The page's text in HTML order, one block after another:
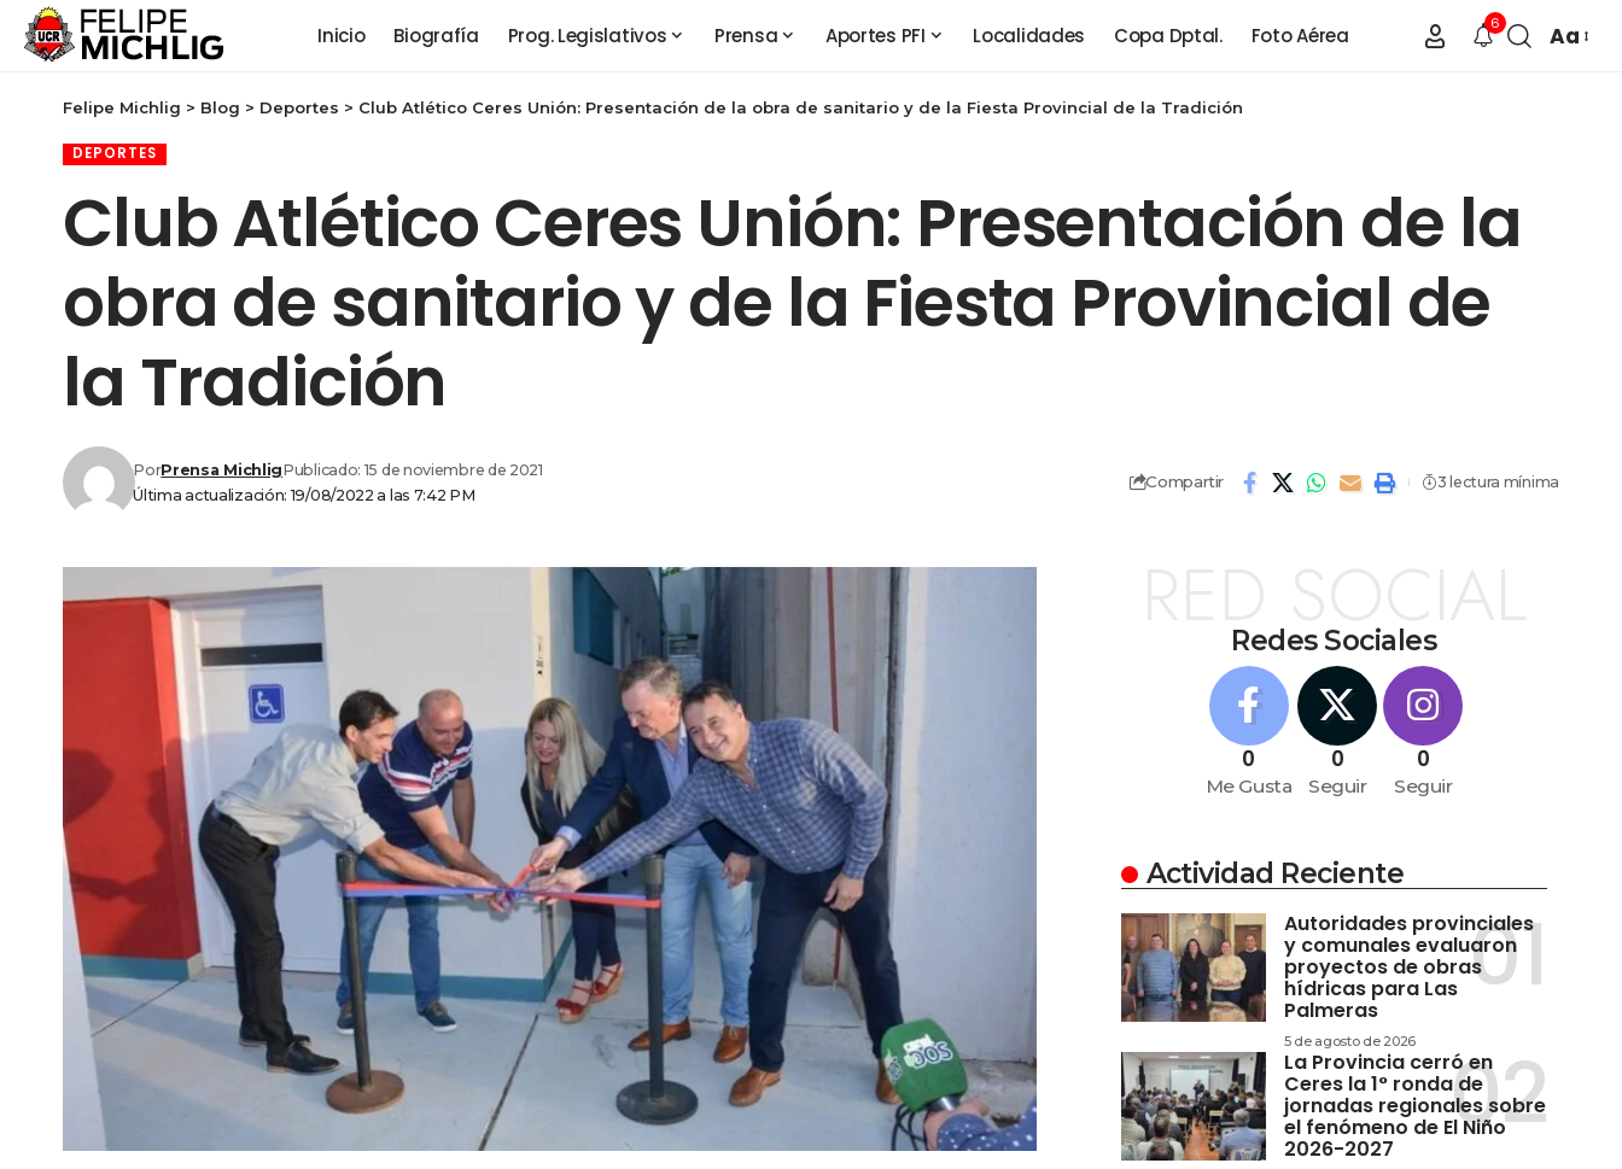
Inicio Biografía Prog. Legislativos Prensa Aportes PFI Localidades Copa Dptal. Foto Aérea
6 Aa
Felipe Michlig > Blog > Deportes > Club Atlético Ceres Unión: Presentación de la obra de sanitario y de la Fiesta Provincial de la Tradición
DEPORTES
Club Atlético Ceres Unión: Presentación de la
obra de sanitario y de la Fiesta Provincial de
la Tradición
Última actualización: 19/08/2022 a las 7:42 PM
PorPrensa MichligPublicado: 15 de noviembre de 2021
Compartir 3 lectura mínima
Redes Sociales
RED SOCIAL
0
Me Gusta
0
Seguir
0
Seguir
Actividad Reciente
Autoridades provinciales
y comunales evaluaron
proyectos de obras
hídricas para Las
Palmeras
5 de agosto de 2026
La Provincia cerró en
Ceres la 1° ronda de
jornadas regionales sobre
el fenómeno de El Niño
2026-2027